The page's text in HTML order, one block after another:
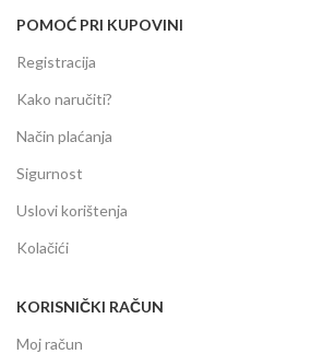
POMOĆ PRI KUPOVINI
Registracija
Kako naručiti?
Način plaćanja
Sigurnost
Uslovi korištenja
Kolačići
KORISNIČKI RAČUN
Moj račun